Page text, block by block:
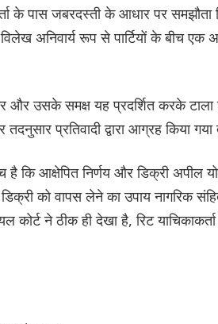
के पास जबरदस्ती के आधार पर समझौता
अनिवार्य रूप से पार्टियों के बीच एक
और उसके समक्ष यह प्रदर्शित करके
प्रतिवादी द्वारा आग्रह किया
कि आक्षेपित निर्णय और डिक्री अपील
को वापस लेने का उपाय नागरिक
ने ठीक ही देखा है, रिट